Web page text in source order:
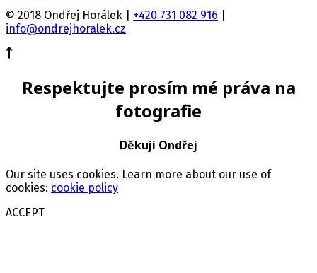
© 2018 Ondřej Horálek | +420 731 082 916
info@ondrejhoralek.cz
Respektujte prosím mé práva na
fotografie
Děkuji Ondřej
Our site uses cookies. Learn more about our use of
cookies: cookie policy
ACCEPT